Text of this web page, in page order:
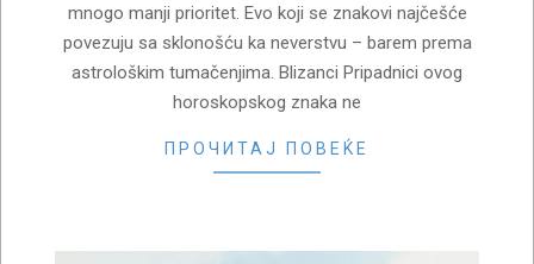
mnogo manji prioritet. Evo koji se znakovi najčešće
povezuju sa sklonošću ka neverstvu – barem prema
astrološkim tumačenjima. Blizanci Pripadnici ovog
horoskopskog znaka ne
ПРОЧИТАЈ ПОВЕЌЕ